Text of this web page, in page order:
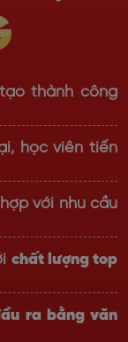
thành công
học viên tiến
với nhu cầu
chất lượng top
ra bằng văn